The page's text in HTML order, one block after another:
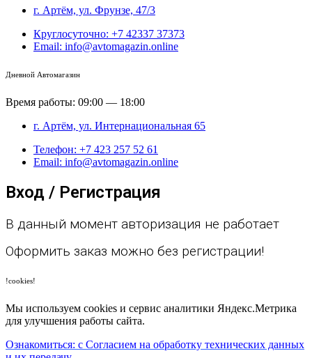
г. Артём, ул. Фрунзе, 47/3
Круглосуточно: +7 42337 37373
Email: info@avtomagazin.online
Дневной Автомагазин
Время работы: 09:00 — 18:00
г. Артём, ул. Интернациональная 65
Телефон: +7 423 257 52 61
Email: info@avtomagazin.online
Вход / Регистрация
В данный момент авторизация не работает
Оформить заказ можно без регистрации!
!cookies!
Мы используем cookies и сервис аналитики Яндекс.Метрика
для улучшения работы сайта.
Ознакомиться: с Согласием на обработку технических данных